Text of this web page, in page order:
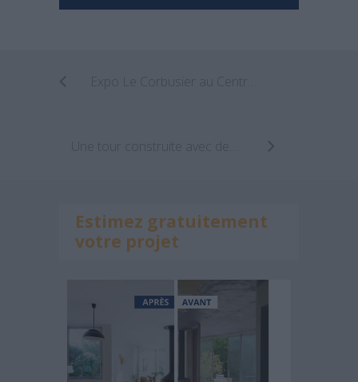
Estimez gratuitement
votre projet